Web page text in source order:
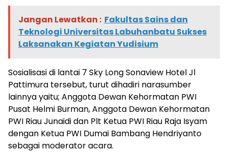
Jangan Lewatkan : Fakultas Sains dan
Teknologi Universitas Labuhanbatu Sukses
Laksanakan Kegiatan Yudisium
Sosialisasi di lantai 7 Sky Long Sonaview Hotel Jl
Pattimura tersebut, turut dihadiri narasumber
lainnya yaitu; Anggota Dewan Kehormatan PWI
Pusat Helmi Burman, Anggota Dewan Kehormatan
PWI Riau Junaidi dan Plt Ketua PWI Riau Raja Isyam
dengan Ketua PWI Dumai Bambang Hendriyanto
sebagai moderator acara.